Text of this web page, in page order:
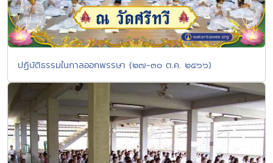
ปฏิบัติธรรมในกาลออกพรรษา (๒๗-๓๐ ต.ค. ๒๕๖๖)